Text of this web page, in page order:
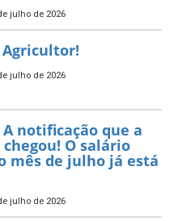
julho de 2026
Agricultor!
julho de 2026
notificação que a
O salário
mês de julho já está
julho de 2026